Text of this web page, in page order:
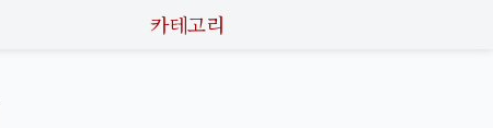
카테고리